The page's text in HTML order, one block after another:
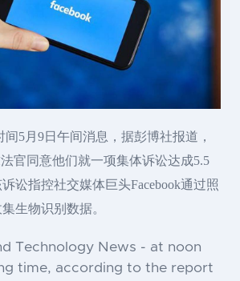
5月9日午间消息，据彭博社报道，
法官同意他们就一项集体诉讼达成5.5
讼指控社交媒体巨头Facebook通过照
生物识别数据。
Technology News - at noon
time, according to the report